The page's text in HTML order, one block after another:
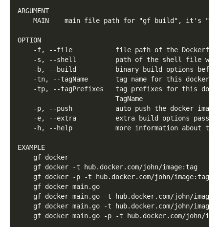
ARGUMENT
MAIN    main file path for "gf build", it's
OPTION
-f, --file           file path of the
-s, --shell          path of the shell file
-b, --build          binary build options
-tn, --tagName       tag name for this
-tp, --tagPrefixes   tag prefixes for this
                         TagName
-p, --push           auto push the docker
-e, --extra          extra build options
-h, --help           more information about
EXAMPLE
    gf docker
    gf docker -t hub.docker.com/john/image:tag
    gf docker -p -t hub.docker.com/john/image:tag
    gf docker main.go
gf docker main.go -t hub.docker.com/john/
gf docker main.go -t hub.docker.com/john/
gf docker main.go -p -t hub.docker.com/john/